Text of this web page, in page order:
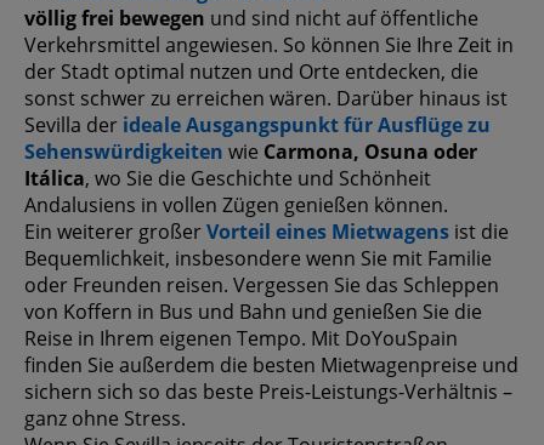
völlig frei bewegen und sind nicht auf öffentliche
Verkehrsmittel angewiesen. So können Sie Ihre Zeit in
der Stadt optimal nutzen und Orte entdecken, die
sonst schwer zu erreichen wären. Darüber hinaus ist
Sevilla der ideale Ausgangspunkt für Ausflüge zu
Sehenswürdigkeiten wie Carmona, Osuna oder
Itálica, wo Sie die Geschichte und Schönheit
Andalusiens in vollen Zügen genießen können.
Ein weiterer großerVorteil eines Mietwagens ist die
Bequemlichkeit, insbesondere wenn Sie mit Familie
oder Freunden reisen. Vergessen Sie das Schleppen
von Koffern in Bus und Bahn und genießen Sie die
Reise in Ihrem eigenen Tempo. Mit DoYouSpain
finden Sie außerdem die besten Mietwagenpreise und
sichern sich so das beste Preis-Leistungs-Verhältnis –
ganz ohne Stress.